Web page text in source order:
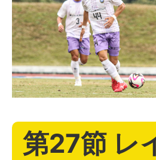
第27節 レ